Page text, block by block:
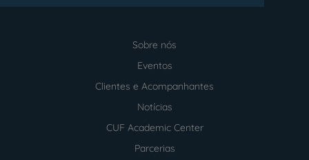
Sobre nós
Eventos
Clientes e Acompanhantes
Notícias
CUF Academic Center
Parcerias